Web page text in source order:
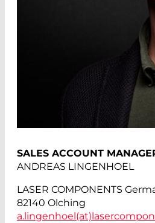
SALES ACCOUNT
ANDREAS LINGENHOEL
LASER COMPONENTS
82140 Olching
a.lingenhoel(at)